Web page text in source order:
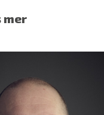
mer